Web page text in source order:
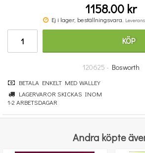
Benjamin Britten: Simple Symphony For String
1158.00 kr
Ej i lager, beställningsvara.
KÖP
120625 - Bosworth
BETALA ENKELT MED WALLEY
LAGERVAROR SKICKAS INOM
1-2 ARBETSDAGAR
Andra köpte